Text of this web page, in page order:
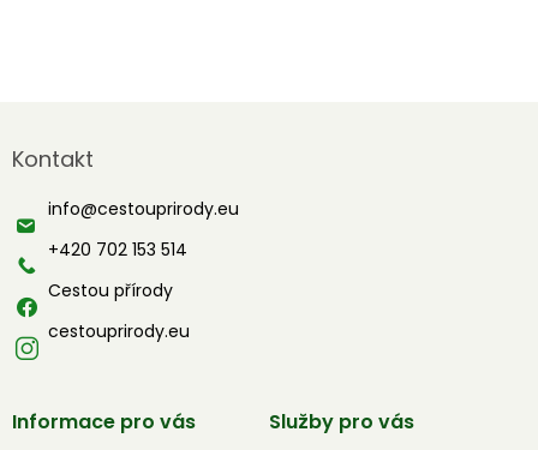
p
t
Kontakt
info@cestouprirody.eu
+420 702 153 514
Cestou přírody
cestouprirody.eu
Informace pro vás Služby pro vás